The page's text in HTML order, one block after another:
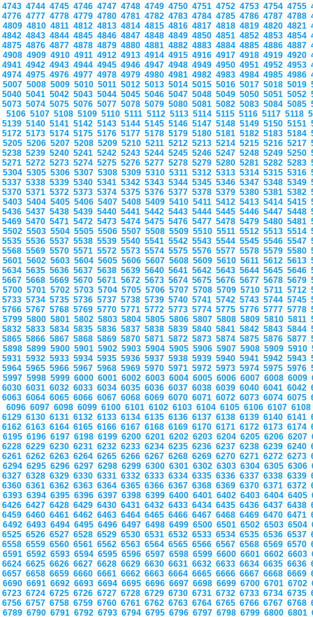
4743 4744 4745 4746 4747 4748 4749 4750 4751 4752 4753 4754 4755
4776 4777 4778 4779 4780 4781 4782 4783 4784 4785 4786 4787 4788
4809 4810 4811 4812 4813 4814 4815 4816 4817 4818 4819 4820 4821
4842 4843 4844 4845 4846 4847 4848 4849 4850 4851 4852 4853 4854
4875 4876 4877 4878 4879 4880 4881 4882 4883 4884 4885 4886 4887
4908 4909 4910 4911 4912 4913 4914 4915 4916 4917 4918 4919 4920
4941 4942 4943 4944 4945 4946 4947 4948 4949 4950 4951 4952 4953
4974 4975 4976 4977 4978 4979 4980 4981 4982 4983 4984 4985 4986
5007 5008 5009 5010 5011 5012 5013 5014 5015 5016 5017 5018 5019
5040 5041 5042 5043 5044 5045 5046 5047 5048 5049 5050 5051 5052
5073 5074 5075 5076 5077 5078 5079 5080 5081 5082 5083 5084 5085
5106 5107 5108 5109 5110 5111 5112 5113 5114 5115 5116 5117 5118
5139 5140 5141 5142 5143 5144 5145 5146 5147 5148 5149 5150 5151
5172 5173 5174 5175 5176 5177 5178 5179 5180 5181 5182 5183 5184
5205 5206 5207 5208 5209 5210 5211 5212 5213 5214 5215 5216 5217
5238 5239 5240 5241 5242 5243 5244 5245 5246 5247 5248 5249 5250
5271 5272 5273 5274 5275 5276 5277 5278 5279 5280 5281 5282 5283
5304 5305 5306 5307 5308 5309 5310 5311 5312 5313 5314 5315 5316
5337 5338 5339 5340 5341 5342 5343 5344 5345 5346 5347 5348 5349
5370 5371 5372 5373 5374 5375 5376 5377 5378 5379 5380 5381 5382
5403 5404 5405 5406 5407 5408 5409 5410 5411 5412 5413 5414 5415
5436 5437 5438 5439 5440 5441 5442 5443 5444 5445 5446 5447 5448
5469 5470 5471 5472 5473 5474 5475 5476 5477 5478 5479 5480 5481
5502 5503 5504 5505 5506 5507 5508 5509 5510 5511 5512 5513 5514
5535 5536 5537 5538 5539 5540 5541 5542 5543 5544 5545 5546 5547
5568 5569 5570 5571 5572 5573 5574 5575 5576 5577 5578 5579 5580
5601 5602 5603 5604 5605 5606 5607 5608 5609 5610 5611 5612 5613
5634 5635 5636 5637 5638 5639 5640 5641 5642 5643 5644 5645 5646
5667 5668 5669 5670 5671 5672 5673 5674 5675 5676 5677 5678 5679
5700 5701 5702 5703 5704 5705 5706 5707 5708 5709 5710 5711 5712
5733 5734 5735 5736 5737 5738 5739 5740 5741 5742 5743 5744 5745
5766 5767 5768 5769 5770 5771 5772 5773 5774 5775 5776 5777 5778
5799 5800 5801 5802 5803 5804 5805 5806 5807 5808 5809 5810 5811
5832 5833 5834 5835 5836 5837 5838 5839 5840 5841 5842 5843 5844
5865 5866 5867 5868 5869 5870 5871 5872 5873 5874 5875 5876 5877
5898 5899 5900 5901 5902 5903 5904 5905 5906 5907 5908 5909 5910
5931 5932 5933 5934 5935 5936 5937 5938 5939 5940 5941 5942 5943
5964 5965 5966 5967 5968 5969 5970 5971 5972 5973 5974 5975 5976
5997 5998 5999 6000 6001 6002 6003 6004 6005 6006 6007 6008 6009
6030 6031 6032 6033 6034 6035 6036 6037 6038 6039 6040 6041 6042
6063 6064 6065 6066 6067 6068 6069 6070 6071 6072 6073 6074 6075
6096 6097 6098 6099 6100 6101 6102 6103 6104 6105 6106 6107
6129 6130 6131 6132 6133 6134 6135 6136 6137 6138 6139 6140 6141
6162 6163 6164 6165 6166 6167 6168 6169 6170 6171 6172 6173 6174
6195 6196 6197 6198 6199 6200 6201 6202 6203 6204 6205 6206 6207
6228 6229 6230 6231 6232 6233 6234 6235 6236 6237 6238 6239 6240
6261 6262 6263 6264 6265 6266 6267 6268 6269 6270 6271 6272 6273
6294 6295 6296 6297 6298 6299 6300 6301 6302 6303 6304 6305 6306
6327 6328 6329 6330 6331 6332 6333 6334 6335 6336 6337 6338 6339
6360 6361 6362 6363 6364 6365 6366 6367 6368 6369 6370 6371 6372
6393 6394 6395 6396 6397 6398 6399 6400 6401 6402 6403 6404 6405
6426 6427 6428 6429 6430 6431 6432 6433 6434 6435 6436 6437 6438
6459 6460 6461 6462 6463 6464 6465 6466 6467 6468 6469 6470 6471
6492 6493 6494 6495 6496 6497 6498 6499 6500 6501 6502 6503 6504
6525 6526 6527 6528 6529 6530 6531 6532 6533 6534 6535 6536 6537
6558 6559 6560 6561 6562 6563 6564 6565 6566 6567 6568 6569 6570
6591 6592 6593 6594 6595 6596 6597 6598 6599 6600 6601 6602 6603
6624 6625 6626 6627 6628 6629 6630 6631 6632 6633 6634 6635 6636
6657 6658 6659 6660 6661 6662 6663 6664 6665 6666 6667 6668 6669
6690 6691 6692 6693 6694 6695 6696 6697 6698 6699 6700 6701 6702
6723 6724 6725 6726 6727 6728 6729 6730 6731 6732 6733 6734 6735
6756 6757 6758 6759 6760 6761 6762 6763 6764 6765 6766 6767 6768
6789 6790 6791 6792 6793 6794 6795 6796 6797 6798 6799 6800 6801